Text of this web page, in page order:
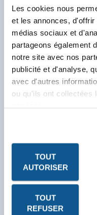
Les cookies nous
et les annonces,
médias sociaux et
partageons également
notre site avec nos
publicité et d'analyse,
avec d'autres
ou qu'ils ont collectées
TOUT
AUTORISER
TOUT
REFUSER
Pour visualiser &
Produit.
Client Labo
commençant par
N°